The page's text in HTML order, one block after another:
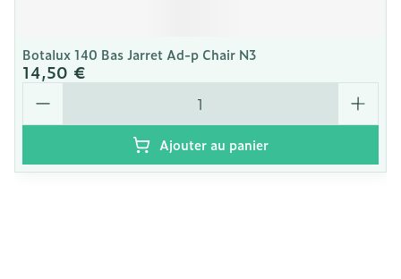
Botalux 140 Bas Jarret Ad-p Chair N3
14,50 €
Quantité
Ajouter au panier